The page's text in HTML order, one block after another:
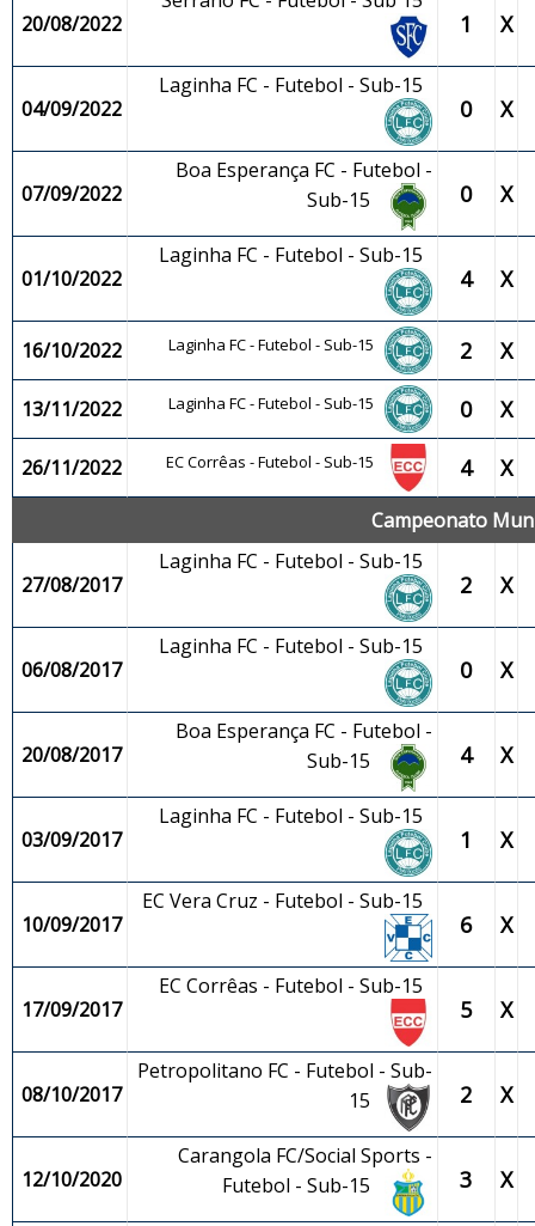
20/08/2022 1 X
04/09/2022
Laginha FC - Futebol - Sub-15
0 X
07/09/2022
Boa Esperança FC - Futebol -
Sub-15
0 X
01/10/2022
Laginha FC - Futebol - Sub-15
4 X
16/10/2022 Laginha FC - Futebol - Sub-15 2 X
13/11/2022 Laginha FC - Futebol - Sub-15 0 X
26/11/2022 EC Corrêas - Futebol - Sub-15 4 X
Campeonato
27/08/2017
Laginha FC - Futebol - Sub-15
2 X
06/08/2017
Laginha FC - Futebol - Sub-15
0 X
20/08/2017
Boa Esperança FC - Futebol -
Sub-15
4 X
03/09/2017
Laginha FC - Futebol - Sub-15
1 X
10/09/2017
EC Vera Cruz - Futebol - Sub-15
6 X
17/09/2017
EC Corrêas - Futebol - Sub-15
5 X
08/10/2017
Petropolitano FC - Futebol - Sub-
15
2 X
12/10/2020
Carangola FC/Social Sports -
Futebol - Sub-15
3 X